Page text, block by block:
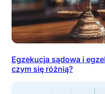
Egzekucja sądowa i
czym się różnią?